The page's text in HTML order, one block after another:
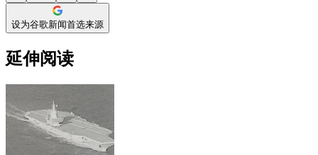
设为谷歌新闻首选来源
延伸阅读